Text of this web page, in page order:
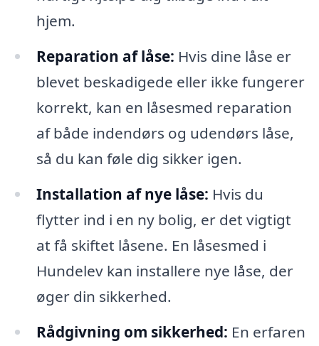
hjem.
Reparation af låse: Hvis dine låse er
blevet beskadigede eller ikke fungerer
korrekt, kan en låsesmed reparation
af både indendørs og udendørs låse,
så du kan føle dig sikker igen.
Installation af nye låse: Hvis du
flytter ind i en ny bolig, er det vigtigt
at få skiftet låsene. En låsesmed i
Hundelev kan installere nye låse, der
øger din sikkerhed.
Rådgivning om sikkerhed: En erfaren